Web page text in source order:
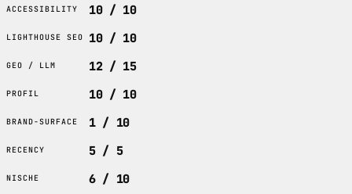
ACCESSIBILITY 10 / 10
LIGHTHOUSE SEO 10 / 10
GEO / LLM 12 / 15
PROFIL 10 / 10
BRAND-SURFACE 1 / 10
RECENCY 5 / 5
NISCHE 6 / 10